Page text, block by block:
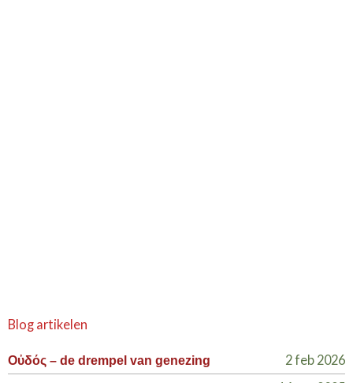
Blog artikelen
Οὐδός – de drempel van genezing 2 feb 2026